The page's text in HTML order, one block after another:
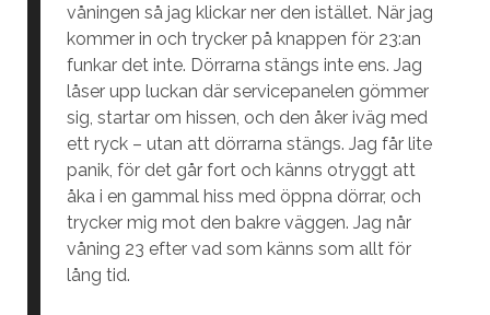
våningen så jag klickar ner den istället. När jag
kommer in och trycker på knappen för 23:an
funkar det inte. Dörrarna stängs inte ens. Jag
låser upp luckan där servicepanelen gömmer
sig, startar om hissen, och den åker iväg med
ett ryck – utan att dörrarna stängs. Jag får lite
panik, för det går fort och känns otryggt att
åka i en gammal hiss med öppna dörrar, och
trycker mig mot den bakre väggen. Jag når
våning 23 efter vad som känns som allt för
lång tid.